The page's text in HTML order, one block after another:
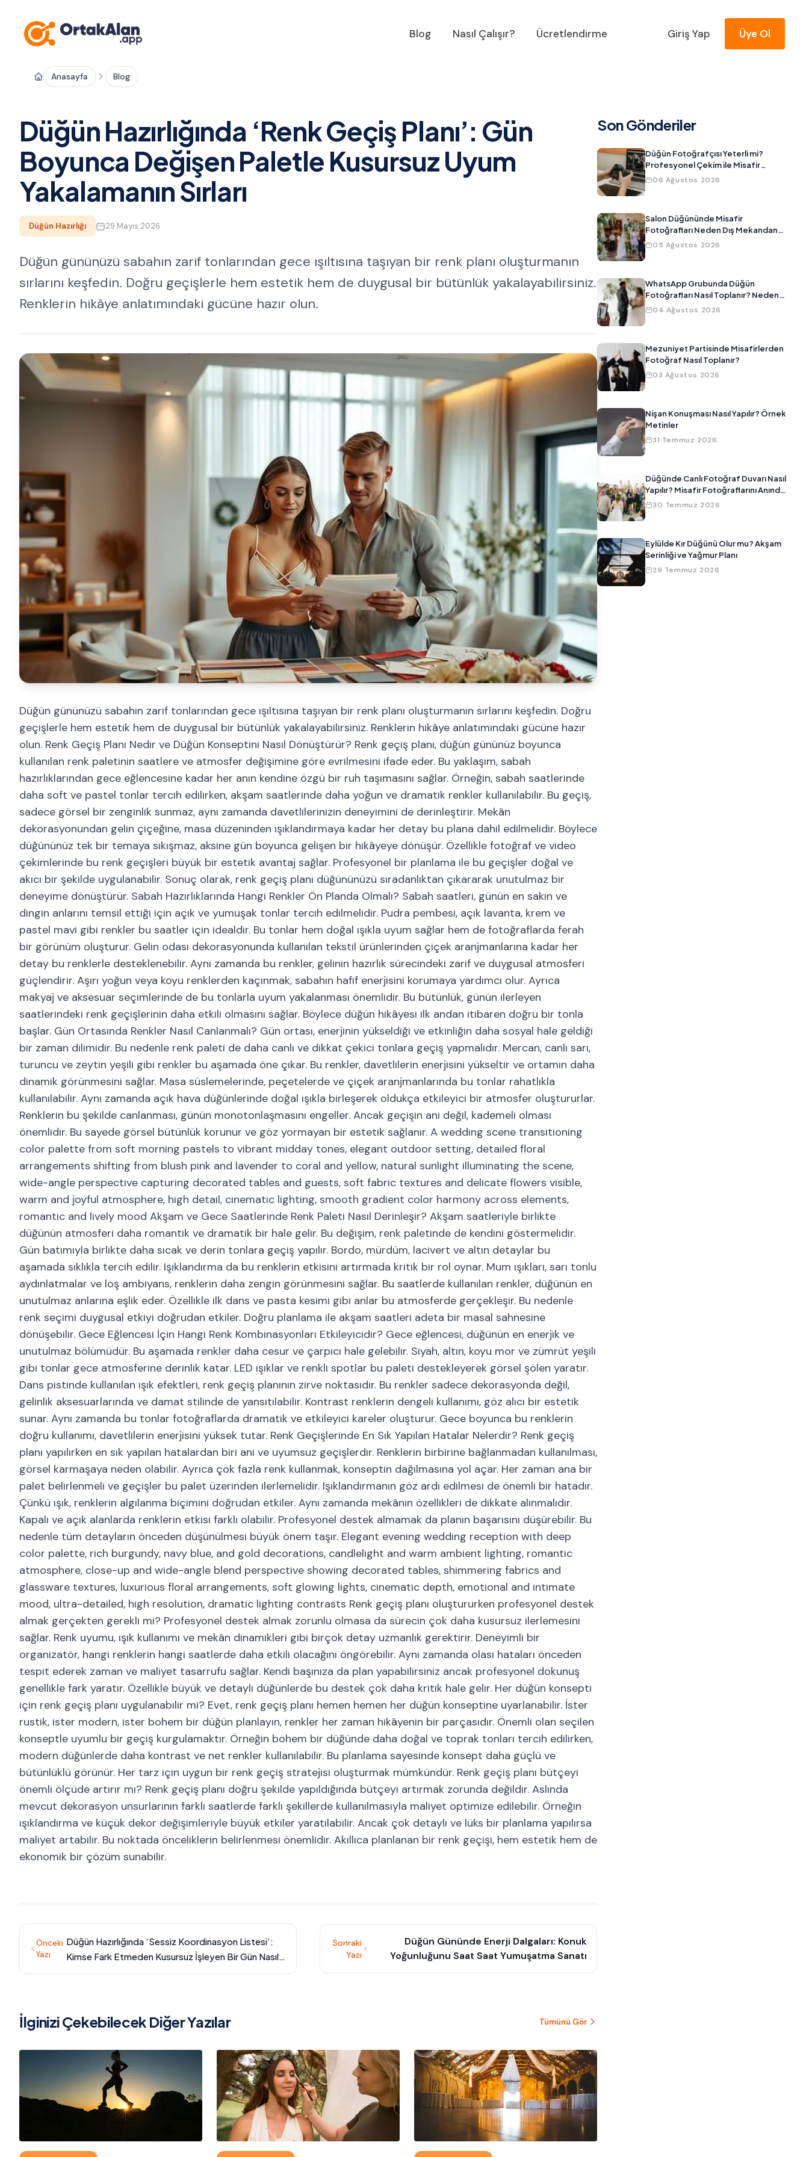
Blog Nasıl Çalışır? Ücretlendirme Giriş Yap Üye Ol
Anasayfa Blog
Düğün Hazırlığında ‘Renk Geçiş Planı’: Gün
Boyunca Değişen Paletle Kusursuz Uyum
Yakalamanın Sırları
Düğün Hazırlığı 29 Mayıs 2026
Düğün gününüzü sabahın zarif tonlarından gece ışıltısına taşıyan bir renk planı oluşturmanın
sırlarını keşfedin. Doğru geçişlerle hem estetik hem de duygusal bir bütünlük yakalayabilirsiniz.
Renklerin hikâye anlatımındaki gücüne hazır olun.
Düğün gününüzü sabahın zarif tonlarından gece ışıltısına taşıyan bir renk planı oluşturmanın sırlarını keşfedin. Doğru
geçişlerle hem estetik hem de duygusal bir bütünlük yakalayabilirsiniz. Renklerin hikâye anlatımındaki gücüne hazır
olun. Renk Geçiş Planı Nedir ve Düğün Konseptini Nasıl Dönüştürür? Renk geçiş planı, düğün gününüz boyunca
kullanılan renk paletinin saatlere ve atmosfer değişimine göre evrilmesini ifade eder. Bu yaklaşım, sabah
hazırlıklarından gece eğlencesine kadar her anın kendine özgü bir ruh taşımasını sağlar. Örneğin, sabah saatlerinde
daha soft ve pastel tonlar tercih edilirken, akşam saatlerinde daha yoğun ve dramatik renkler kullanılabilir. Bu geçiş,
sadece görsel bir zenginlik sunmaz, aynı zamanda davetlilerinizin deneyimini de derinleştirir. Mekân
dekorasyonundan gelin çiçeğine, masa düzeninden ışıklandırmaya kadar her detay bu plana dahil edilmelidir. Böylece
düğününüz tek bir temaya sıkışmaz, aksine gün boyunca gelişen bir hikâyeye dönüşür. Özellikle fotoğraf ve video
çekimlerinde bu renk geçişleri büyük bir estetik avantaj sağlar. Profesyonel bir planlama ile bu geçişler doğal ve
akıcı bir şekilde uygulanabilir. Sonuç olarak, renk geçiş planı düğününüzü sıradanlıktan çıkararak unutulmaz bir
deneyime dönüştürür. Sabah Hazırlıklarında Hangi Renkler Ön Planda Olmalı? Sabah saatleri, günün en sakin ve
dingin anlarını temsil ettiği için açık ve yumuşak tonlar tercih edilmelidir. Pudra pembesi, açık lavanta, krem ve
pastel mavi gibi renkler bu saatler için idealdir. Bu tonlar hem doğal ışıkla uyum sağlar hem de fotoğraflarda ferah
bir görünüm oluşturur. Gelin odası dekorasyonunda kullanılan tekstil ürünlerinden çiçek aranjmanlarına kadar her
detay bu renklerle desteklenebilir. Aynı zamanda bu renkler, gelinin hazırlık sürecindeki zarif ve duygusal atmosferi
güçlendirir. Aşırı yoğun veya koyu renklerden kaçınmak, sabahın hafif enerjisini korumaya yardımcı olur. Ayrıca
makyaj ve aksesuar seçimlerinde de bu tonlarla uyum yakalanması önemlidir. Bu bütünlük, günün ilerleyen
saatlerindeki renk geçişlerinin daha etkili olmasını sağlar. Böylece düğün hikâyesi ilk andan itibaren doğru bir tonla
başlar. Gün Ortasında Renkler Nasıl Canlanmalı? Gün ortası, enerjinin yükseldiği ve etkinliğin daha sosyal hale geldiği
bir zaman dilimidir. Bu nedenle renk paleti de daha canlı ve dikkat çekici tonlara geçiş yapmalıdır. Mercan, canlı sarı,
turuncu ve zeytin yeşili gibi renkler bu aşamada öne çıkar. Bu renkler, davetlilerin enerjisini yükseltir ve ortamın daha
dinamik görünmesini sağlar. Masa süslemelerinde, peçetelerde ve çiçek aranjmanlarında bu tonlar rahatlıkla
kullanılabilir. Aynı zamanda açık hava düğünlerinde doğal ışıkla birleşerek oldukça etkileyici bir atmosfer oluştururlar.
Renklerin bu şekilde canlanması, günün monotonlaşmasını engeller. Ancak geçişin ani değil, kademeli olması
önemlidir. Bu sayede görsel bütünlük korunur ve göz yormayan bir estetik sağlanır. A wedding scene transitioning
color palette from soft morning pastels to vibrant midday tones, elegant outdoor setting, detailed floral
arrangements shifting from blush pink and lavender to coral and yellow, natural sunlight illuminating the scene,
wide-angle perspective capturing decorated tables and guests, soft fabric textures and delicate flowers visible,
warm and joyful atmosphere, high detail, cinematic lighting, smooth gradient color harmony across elements,
romantic and lively mood Akşam ve Gece Saatlerinde Renk Paleti Nasıl Derinleşir? Akşam saatleriyle birlikte
düğünün atmosferi daha romantik ve dramatik bir hale gelir. Bu değişim, renk paletinde de kendini göstermelidir.
Gün batımıyla birlikte daha sıcak ve derin tonlara geçiş yapılır. Bordo, mürdüm, lacivert ve altın detaylar bu
aşamada sıklıkla tercih edilir. Işıklandırma da bu renklerin etkisini artırmada kritik bir rol oynar. Mum ışıkları, sarı tonlu
aydınlatmalar ve loş ambiyans, renklerin daha zengin görünmesini sağlar. Bu saatlerde kullanılan renkler, düğünün en
unutulmaz anlarına eşlik eder. Özellikle ilk dans ve pasta kesimi gibi anlar bu atmosferde gerçekleşir. Bu nedenle
renk seçimi duygusal etkiyi doğrudan etkiler. Doğru planlama ile akşam saatleri adeta bir masal sahnesine
dönüşebilir. Gece Eğlencesi İçin Hangi Renk Kombinasyonları Etkileyicidir? Gece eğlencesi, düğünün en enerjik ve
unutulmaz bölümüdür. Bu aşamada renkler daha cesur ve çarpıcı hale gelebilir. Siyah, altın, koyu mor ve zümrüt yeşili
gibi tonlar gece atmosferine derinlik katar. LED ışıklar ve renkli spotlar bu paleti destekleyerek görsel şölen yaratır.
Dans pistinde kullanılan ışık efektleri, renk geçiş planının zirve noktasıdır. Bu renkler sadece dekorasyonda değil,
gelinlik aksesuarlarında ve damat stilinde de yansıtılabilir. Kontrast renklerin dengeli kullanımı, göz alıcı bir estetik
sunar. Aynı zamanda bu tonlar fotoğraflarda dramatik ve etkileyici kareler oluşturur. Gece boyunca bu renklerin
doğru kullanımı, davetlilerin enerjisini yüksek tutar. Renk Geçişlerinde En Sık Yapılan Hatalar Nelerdir? Renk geçiş
planı yapılırken en sık yapılan hatalardan biri ani ve uyumsuz geçişlerdir. Renklerin birbirine bağlanmadan kullanılması,
görsel karmaşaya neden olabilir. Ayrıca çok fazla renk kullanmak, konseptin dağılmasına yol açar. Her zaman ana bir
palet belirlenmeli ve geçişler bu palet üzerinden ilerlemelidir. Işıklandırmanın göz ardı edilmesi de önemli bir hatadır.
Çünkü ışık, renklerin algılanma biçimini doğrudan etkiler. Aynı zamanda mekânın özellikleri de dikkate alınmalıdır.
Kapalı ve açık alanlarda renklerin etkisi farklı olabilir. Profesyonel destek almamak da planın başarısını düşürebilir. Bu
nedenle tüm detayların önceden düşünülmesi büyük önem taşır. Elegant evening wedding reception with deep
color palette, rich burgundy, navy blue, and gold decorations, candlelight and warm ambient lighting, romantic
atmosphere, close-up and wide-angle blend perspective showing decorated tables, shimmering fabrics and
glassware textures, luxurious floral arrangements, soft glowing lights, cinematic depth, emotional and intimate
mood, ultra-detailed, high resolution, dramatic lighting contrasts Renk geçiş planı oluştururken profesyonel destek
almak gerçekten gerekli mi? Profesyonel destek almak zorunlu olmasa da sürecin çok daha kusursuz ilerlemesini
sağlar. Renk uyumu, ışık kullanımı ve mekân dinamikleri gibi birçok detay uzmanlık gerektirir. Deneyimli bir
organizatör, hangi renklerin hangi saatlerde daha etkili olacağını öngörebilir. Aynı zamanda olası hataları önceden
tespit ederek zaman ve maliyet tasarrufu sağlar. Kendi başınıza da plan yapabilirsiniz ancak profesyonel dokunuş
genellikle fark yaratır. Özellikle büyük ve detaylı düğünlerde bu destek çok daha kritik hale gelir. Her düğün konsepti
için renk geçiş planı uygulanabilir mi? Evet, renk geçiş planı hemen hemen her düğün konseptine uyarlanabilir. İster
rustik, ister modern, ister bohem bir düğün planlayın, renkler her zaman hikâyenin bir parçasıdır. Önemli olan seçilen
konseptle uyumlu bir geçiş kurgulamaktır. Örneğin bohem bir düğünde daha doğal ve toprak tonları tercih edilirken,
modern düğünlerde daha kontrast ve net renkler kullanılabilir. Bu planlama sayesinde konsept daha güçlü ve
bütünlüklü görünür. Her tarz için uygun bir renk geçiş stratejisi oluşturmak mümkündür. Renk geçiş planı bütçeyi
önemli ölçüde artırır mı? Renk geçiş planı doğru şekilde yapıldığında bütçeyi artırmak zorunda değildir. Aslında
mevcut dekorasyon unsurlarının farklı saatlerde farklı şekillerde kullanılmasıyla maliyet optimize edilebilir. Örneğin
ışıklandırma ve küçük dekor değişimleriyle büyük etkiler yaratılabilir. Ancak çok detaylı ve lüks bir planlama yapılırsa
maliyet artabilir. Bu noktada önceliklerin belirlenmesi önemlidir. Akıllıca planlanan bir renk geçişi, hem estetik hem de
ekonomik bir çözüm sunabilir.
Önceki
Yazı
Düğün Hazırlığında ‘Sessiz Koordinasyon Listesi’:
Kimse Fark Etmeden Kusursuz İşleyen Bir Gün Nasıl
Planlanır?
Sonraki
Yazı
Düğün Gününde Enerji Dalgaları: Konuk
Yoğunluğunu Saat Saat Yumuşatma Sanatı
İlginizi Çekebilecek Diğer Yazılar Tümünü Gör
Son Gönderiler
Düğün Fotoğrafçısı Yeterli mi?
Profesyonel Çekim ile Misafir
Fotoğraflarını Birleştirmenin Yolu
06 Ağustos 2026
Salon Düğününde Misafir
Fotoğrafları Neden Dış Mekandan
Daha Kötü Çıkar?
05 Ağustos 2026
WhatsApp Grubunda Düğün
Fotoğrafları Nasıl Toplanır? Neden
Çalışmıyor?
04 Ağustos 2026
Mezuniyet Partisinde Misafirlerden
Fotoğraf Nasıl Toplanır?
03 Ağustos 2026
Nişan Konuşması Nasıl Yapılır? Örnek
Metinler
31 Temmuz 2026
Düğünde Canlı Fotoğraf Duvarı Nasıl
Yapılır? Misafir Fotoğraflarını Anında
Ekrana Yansıtma
30 Temmuz 2026
Eylülde Kır Düğünü Olur mu? Akşam
Serinliği ve Yağmur Planı
29 Temmuz 2026